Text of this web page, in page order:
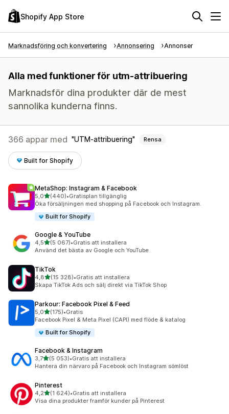
Shopify App Store
Marknadsföring och konvertering Annonsering Annonser
Alla med funktioner för utm-attribuering
Marknadsför dina produkter där de mest
sannolika kunderna finns.
366 appar med UTM-attribuering Rensa
Built for Shopify
MetaShop: Instagram & Facebook
5,0av 5 stjärnor
(440)
440 recensioner totalt
•Gratisplan tillgänglig
Öka försäljningen med shopping på Facebook och Instagram.
Built for Shopify
Google & YouTube
4,5av 5 stjärnor
(5 067)
5067 recensioner totalt
•Gratis att installera
Använd det bästa av Google och YouTube
TikTok
4,8av 5 stjärnor
(15 328)
15328 recensioner totalt
•Gratis att installera
Skapa TikTok Ads och sälj direkt via TikTok Shop
Parkour: Facebook Pixel & Feed
5,0av 5 stjärnor
(175)
175 recensioner totalt
•Gratis
Facebook Pixel & Meta Pixel (CAPI) med flöde & katalog
Built for Shopify
Facebook & Instagram
3,7av 5 stjärnor
(5 053)
5053 recensioner totalt
•Gratis att installera
Hantera din närvaro på Facebook och Instagram sömlöst
Pinterest
4,2av 5 stjärnor
(1 624)
1624 recensioner totalt
•Gratis att installera
Visa dina produkter framför kunder på Pinterest